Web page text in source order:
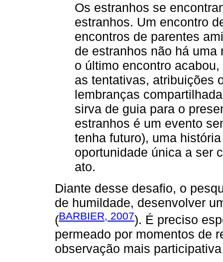
Os estranhos se
estranhos. Um encontro
encontros de parentes
de estranhos não há uma
o último encontro
as tentativas, atribuições
lembranças
sirva de guia para o
estranhos é um evento
tenha futuro), uma
oportunidade única a ser
ato.
Diante desse desafio, o
de humildade, desenvolver
(BARBIER, 2007). É preciso
permeado por momentos de
observação mais